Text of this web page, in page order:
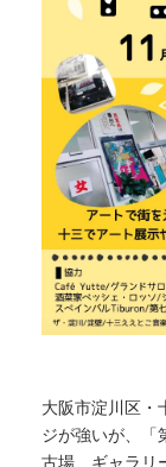
大阪市淀川区・
ジが強いが、「
古場、ギャラリ